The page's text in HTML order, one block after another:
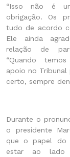
“Isso não é
obrigação. Os
tudo de acordo
Ele ainda
relação de
“Quando
apoio no Tribunal
certo, sempre
Durante o
o presidente
que o papel do
estar ao lado